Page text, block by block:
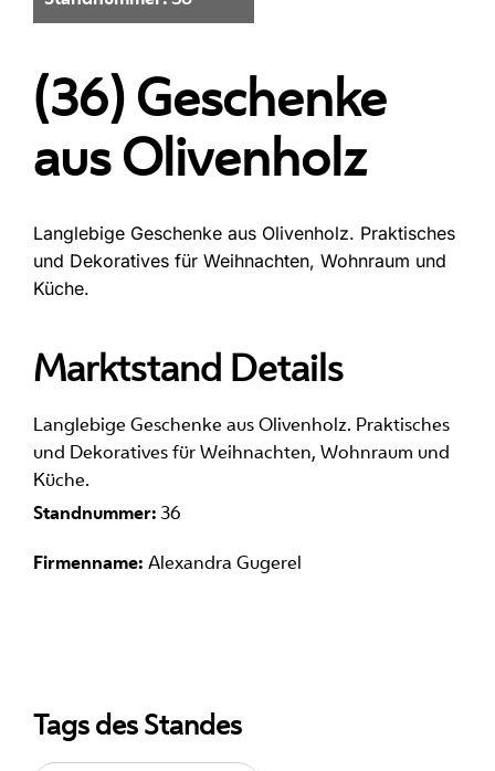
(36) Geschenke
aus Olivenholz
Langlebige Geschenke aus Olivenholz. Praktisches
und Dekoratives für Weihnachten, Wohnraum und
Küche.
Marktstand Details
Langlebige Geschenke aus Olivenholz. Praktisches
und Dekoratives für Weihnachten, Wohnraum und
Küche.
Standnummer:36
Firmenname: Alexandra Gugerel
Tags des Standes